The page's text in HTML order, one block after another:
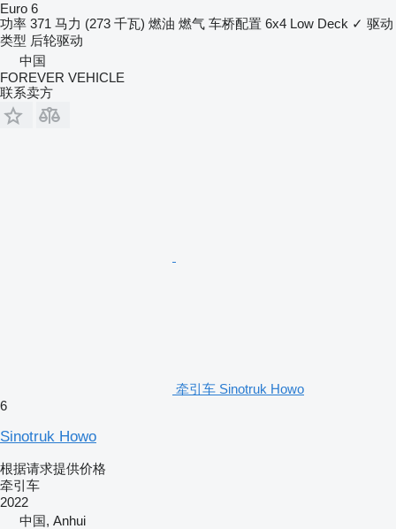
Euro 6
功率 371 马力 (273 千瓦) 燃油 燃气 车桥配置 6x4 Low Deck ✓ 驱动
类型 后轮驱动
中国
FOREVER VEHICLE
联系卖方
牵引车 Sinotruk Howo
6
Sinotruk Howo
根据请求提供价格
牵引车
2022
中国, Anhui